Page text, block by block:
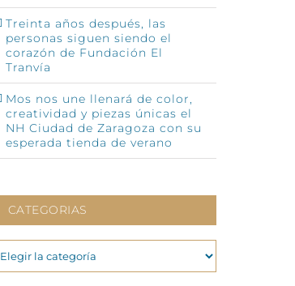
Treinta años después, las
personas siguen siendo el
corazón de Fundación El
Tranvía
Mos nos une llenará de color,
creatividad y piezas únicas el
NH Ciudad de Zaragoza con su
esperada tienda de verano
CATEGORIAS
CATEGORIAS